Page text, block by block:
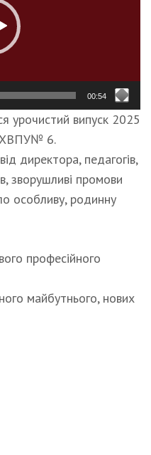
00:54
урочистий випуск 2025
ХВПУ№ 6.
директора, педагогів,
зворушливі промови
особливу, родинну
професійного
майбутнього, нових